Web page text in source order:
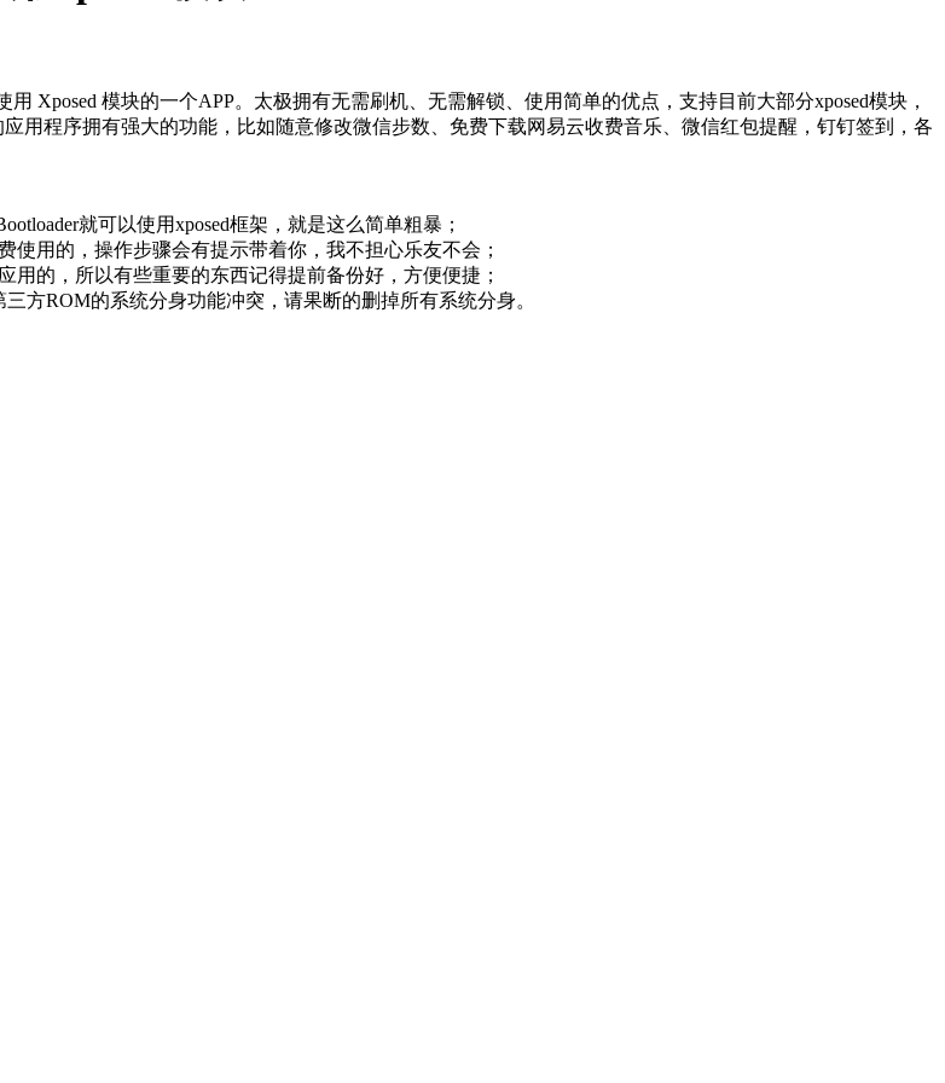
Xposed 模块的一个APP。太极拥有无需刷机、无需解锁、使用简单的优点，支持目前大部分xposed模块，
用程序拥有强大的功能，比如随意修改微信步数、免费下载网易云收费音乐、微信红包提醒，钉钉签到，各
就可以使用xposed框架，就是这么简单粗暴；
用的，操作步骤会有提示带着你，我不担心乐友不会；
的，所以有些重要的东西记得提前备份好，方便便捷；
方ROM的系统分身功能冲突，请果断的删掉所有系统分身。